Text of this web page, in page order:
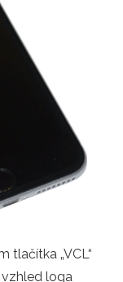
tlačítka „VCL“
vzhled loga